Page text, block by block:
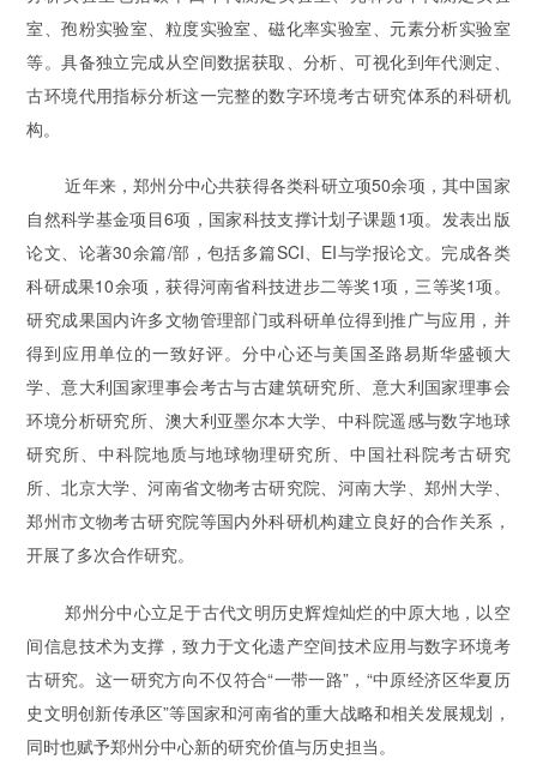
室、孢粉实验室、粒度实验室、磁化率实验室、元素分析实验室
等。具备独立完成从空间数据获取、分析、可视化到年代测定、
古环境代用指标分析这一完整的数字环境考古研究体系的科研机
构。
近年来，郑州分中心共获得各类科研立项50余项，其中国家
自然科学基金项目6项，国家科技支撑计划子课题1项。发表出版
论文、论著30余篇/部，包括多篇SCI、EI与学报论文。完成各类
科研成果10余项，获得河南省科技进步二等奖1项，三等奖1项。
研究成果国内许多文物管理部门或科研单位得到推广与应用，并
得到应用单位的一致好评。分中心还与美国圣路易斯华盛顿大
学、意大利国家理事会考古与古建筑研究所、意大利国家理事会
环境分析研究所、澳大利亚墨尔本大学、中科院遥感与数字地球
研究所、中科院地质与地球物理研究所、中国社科院考古研究
所、北京大学、河南省文物考古研究院、河南大学、郑州大学、
郑州市文物考古研究院等国内外科研机构建立良好的合作关系，
开展了多次合作研究。
郑州分中心立足于古代文明历史辉煌灿烂的中原大地，以空
间信息技术为支撑，致力于文化遗产空间技术应用与数字环境考
古研究。这一研究方向不仅符合“一带一路”，“中原经济区华夏历
史文明创新传承区”等国家和河南省的重大战略和相关发展规划，
同时也赋予郑州分中心新的研究价值与历史担当。